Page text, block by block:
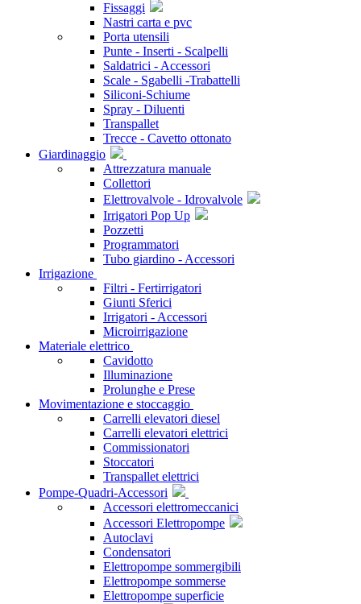
Fissaggi
Nastri carta e pvc
Porta utensili
Punte - Inserti - Scalpelli
Saldatrici - Accessori
Scale - Sgabelli -Trabattelli
Siliconi-Schiume
Spray - Diluenti
Transpallet
Trecce - Cavetto ottonato
Giardinaggio
Attrezzatura manuale
Collettori
Elettrovalvole - Idrovalvole
Irrigatori Pop Up
Pozzetti
Programmatori
Tubo giardino - Accessori
Irrigazione
Filtri - Fertirrigatori
Giunti Sferici
Irrigatori - Accessori
Microirrigazione
Materiale elettrico
Cavidotto
Illuminazione
Prolunghe e Prese
Movimentazione e stoccaggio
Carrelli elevatori diesel
Carrelli elevatori elettrici
Commissionatori
Stoccatori
Transpallet elettrici
Pompe-Quadri-Accessori
Accessori elettromeccanici
Accessori Elettropompe
Autoclavi
Condensatori
Elettropompe sommergibili
Elettropompe sommerse
Elettropompe superficie